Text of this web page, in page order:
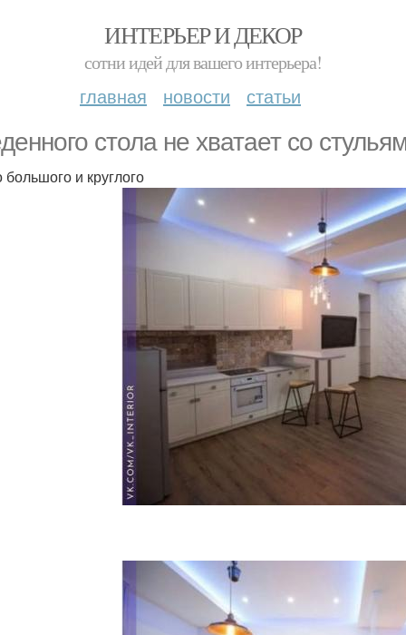
ИНТЕРЬЕР И ДЕКОР
сотни идей для вашего интерьера!
главная новости статьи
стола не хватает со
большого и круглого